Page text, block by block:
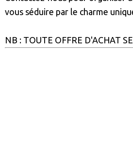
vous séduire par le charme
NB : TOUTE OFFRE D'ACHAT